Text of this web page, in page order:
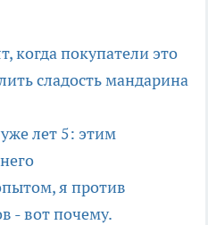
когда покупатели это
сладость мандарина
лет 5: этим
я против
- вот почему.